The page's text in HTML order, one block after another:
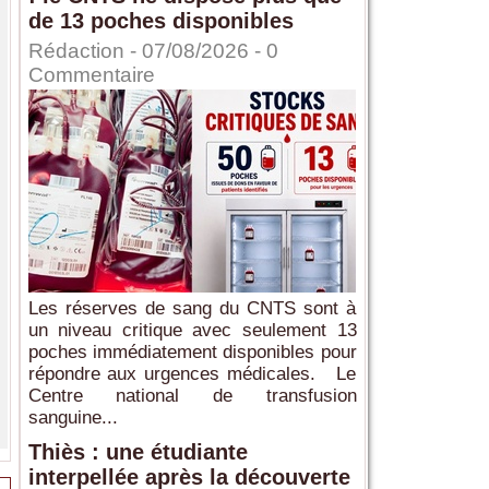
de 13 poches disponibles
Rédaction - 07/08/2026 - 0
Commentaire
Les réserves de sang du CNTS sont à
un niveau critique avec seulement 13
poches immédiatement disponibles pour
répondre aux urgences médicales. Le
Centre national de transfusion
sanguine...
Thiès : une étudiante
interpellée après la découverte